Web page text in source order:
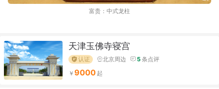
富贵：中式龙柱
天津玉佛寺寝宫
认证 北京周边 5 条点评
9000